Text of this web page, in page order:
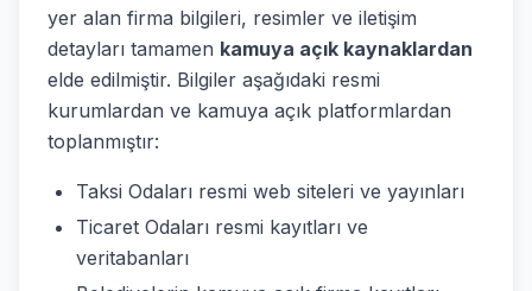
yer alan firma bilgileri, resimler ve iletişim
detayları tamamen kamuya açık kaynaklardan
elde edilmiştir. Bilgiler aşağıdaki resmi
kurumlardan ve kamuya açık platformlardan
toplanmıştır:
Taksi Odaları resmi web siteleri ve yayınları
Ticaret Odaları resmi kayıtları ve
veritabanları